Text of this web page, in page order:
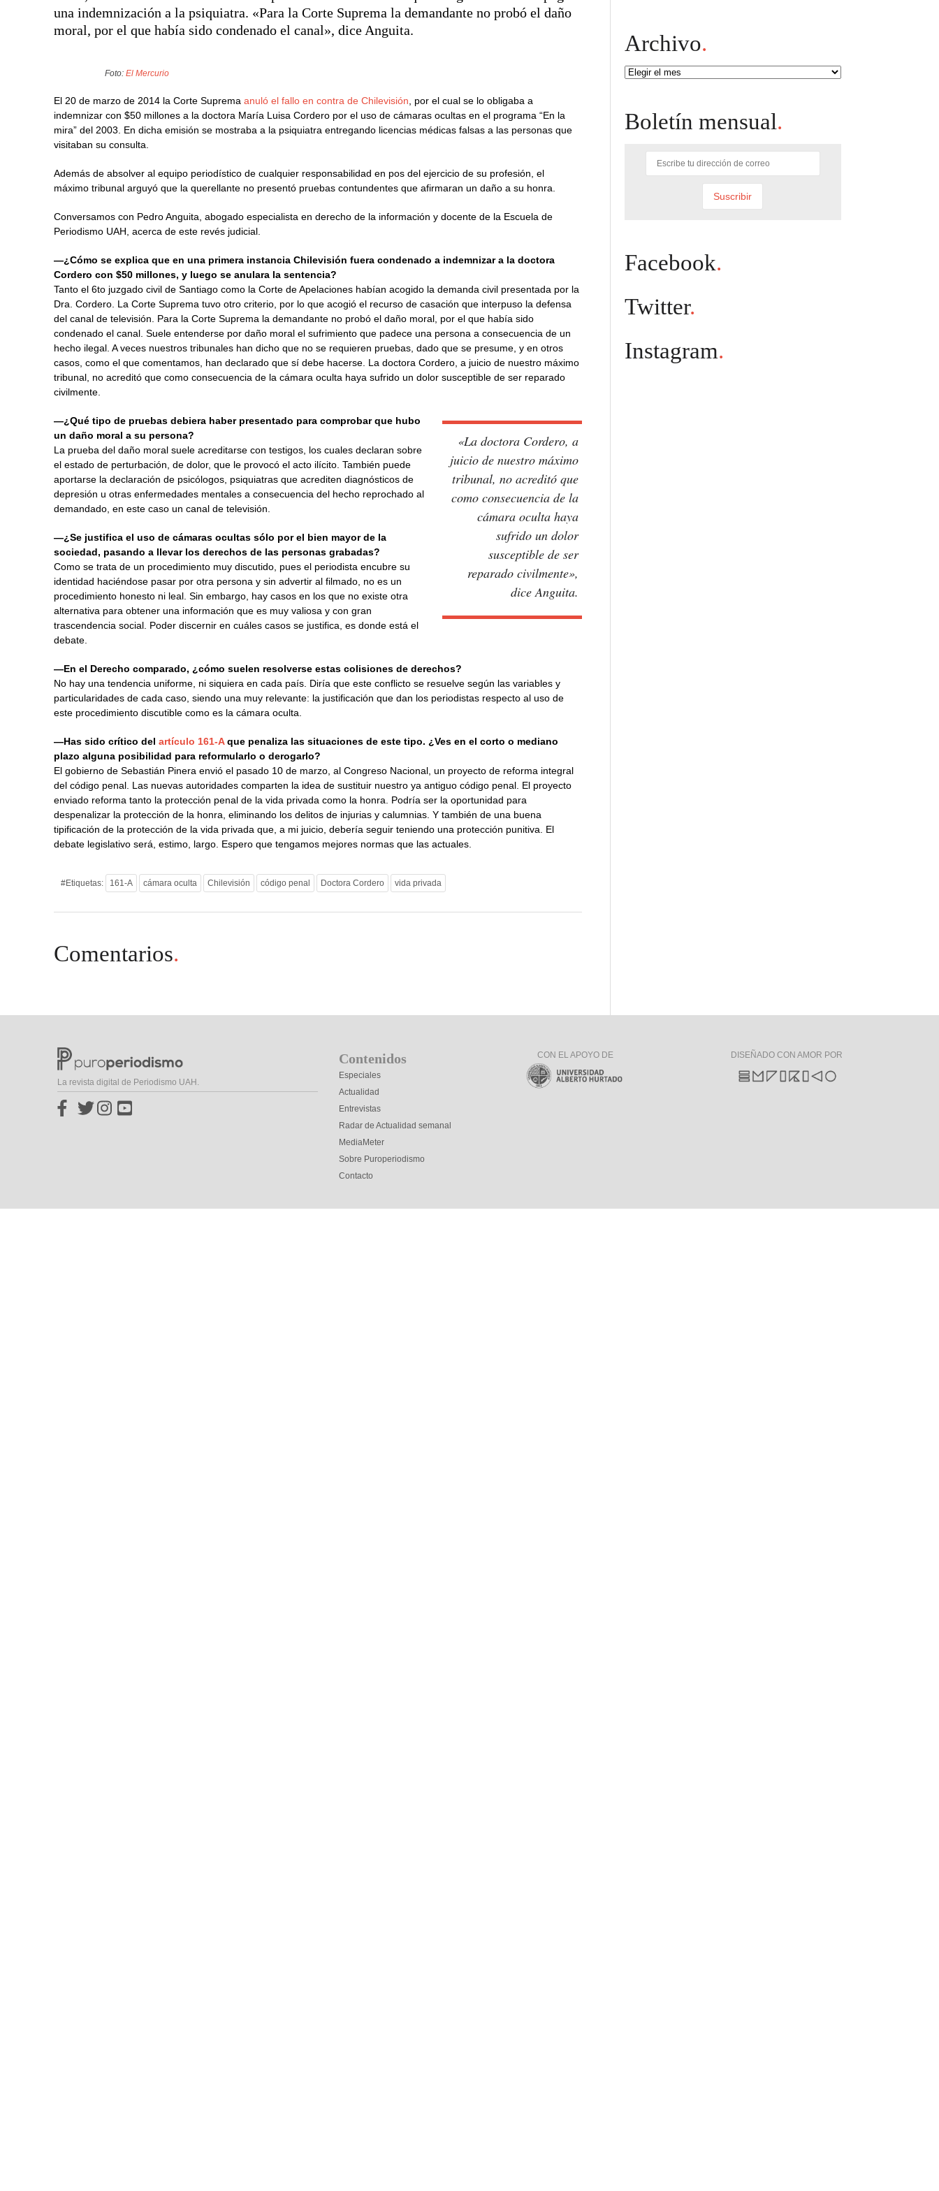
una indemnización a la psiquiatra. «Para la Corte Suprema la demandante no probó el daño
moral, por el que había sido condenado el canal», dice Anguita.
Foto: El Mercurio
El 20 de marzo de 2014 la Corte Supremaanuló el fallo en contra de Chilevisión , por el cual se lo obligaba a
indemnizar con $50 millones a la doctora María Luisa Cordero por el uso de cámaras ocultas en el programa “En la
mira” del 2003. En dicha emisión se mostraba a la psiquiatra entregando licencias médicas falsas a las personas que
visitaban su consulta.
Además de absolver al equipo periodístico de cualquier responsabilidad en pos del ejercicio de su profesión, el
máximo tribunal arguyó que la querellante no presentó pruebas contundentes que afirmaran un daño a su honra.
Conversamos con Pedro Anguita, abogado especialista en derecho de la información y docente de la Escuela de
Periodismo UAH, acerca de este revés judicial.
—¿Cómo se explica que en una primera instancia Chilevisión fuera condenado a indemnizar a la doctora
Cordero con $50 millones, y luego se anulara la sentencia?
Tanto el 6to juzgado civil de Santiago como la Corte de Apelaciones habían acogido la demanda civil presentada por la
Dra. Cordero. La Corte Suprema tuvo otro criterio, por lo que acogió el recurso de casación que interpuso la defensa
del canal de televisión. Para la Corte Suprema la demandante no probó el daño moral, por el que había sido
condenado el canal. Suele entenderse por daño moral el sufrimiento que padece una persona a consecuencia de un
hecho ilegal. A veces nuestros tribunales han dicho que no se requieren pruebas, dado que se presume, y en otros
casos, como el que comentamos, han declarado que sí debe hacerse. La doctora Cordero, a juicio de nuestro máximo
tribunal, no acreditó que como consecuencia de la cámara oculta haya sufrido un dolor susceptible de ser reparado
civilmente.
«La doctora Cordero, a
juicio de nuestro máximo
tribunal, no acreditó que
como consecuencia de la
cámara oculta haya
sufrido un dolor
susceptible de ser
reparado civilmente»,
dice Anguita.
—¿Qué tipo de pruebas debiera haber presentado para comprobar que hubo
un daño moral a su persona?
La prueba del daño moral suele acreditarse con testigos, los cuales declaran sobre
el estado de perturbación, de dolor, que le provocó el acto ilícito. También puede
aportarse la declaración de psicólogos, psiquiatras que acrediten diagnósticos de
depresión u otras enfermedades mentales a consecuencia del hecho reprochado al
demandado, en este caso un canal de televisión.
—¿Se justifica el uso de cámaras ocultas sólo por el bien mayor de la
sociedad, pasando a llevar los derechos de las personas grabadas?
Como se trata de un procedimiento muy discutido, pues el periodista encubre su
identidad haciéndose pasar por otra persona y sin advertir al filmado, no es un
procedimiento honesto ni leal. Sin embargo, hay casos en los que no existe otra
alternativa para obtener una información que es muy valiosa y con gran
trascendencia social. Poder discernir en cuáles casos se justifica, es donde está el
debate.
—En el Derecho comparado, ¿cómo suelen resolverse estas colisiones de derechos?
No hay una tendencia uniforme, ni siquiera en cada país. Diría que este conflicto se resuelve según las variables y
particularidades de cada caso, siendo una muy relevante: la justificación que dan los periodistas respecto al uso de
este procedimiento discutible como es la cámara oculta.
—Has sido crítico delartículo 161-Aque penaliza las situaciones de este tipo. ¿Ves en el corto o mediano
plazo alguna posibilidad para reformularlo o derogarlo?
El gobierno de Sebastián Pinera envió el pasado 10 de marzo, al Congreso Nacional, un proyecto de reforma integral
del código penal. Las nuevas autoridades comparten la idea de sustituir nuestro ya antiguo código penal. El proyecto
enviado reforma tanto la protección penal de la vida privada como la honra. Podría ser la oportunidad para
despenalizar la protección de la honra, eliminando los delitos de injurias y calumnias. Y también de una buena
tipificación de la protección de la vida privada que, a mi juicio, debería seguir teniendo una protección punitiva. El
debate legislativo será, estimo, largo. Espero que tengamos mejores normas que las actuales.
#Etiquetas: 161-A cámara oculta Chilevisión código penal Doctora Cordero vida privada
Comentarios.
Archivo.
Archivo
Boletín mensual.
Facebook.
Twitter.
Instagram.
La revista digital de Periodismo UAH.
Contenidos
Especiales
Actualidad
Entrevistas
Radar de Actualidad semanal
MediaMeter
Sobre Puroperiodismo
Contacto
CON EL APOYO DE DISEÑADO CON AMOR POR